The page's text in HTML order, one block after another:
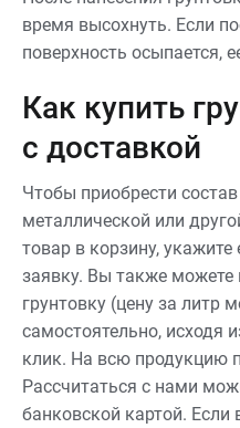
время высохнуть. Если
поверхность осыпается,
Как купить
с доставкой
Чтобы приобрести
металлической или
товар в корзину,
заявку. Вы также можете
грунтовку (цену за литр
самостоятельно, исходя
клик. На всю продукцию
Рассчитаться с нами
банковской картой.